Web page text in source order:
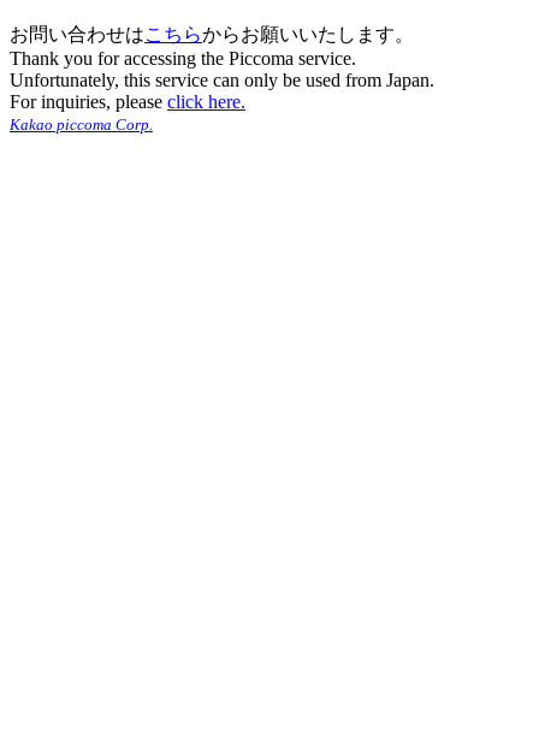
お問い合わせはこちらからお願いいたします。
Thank you for accessing the Piccoma service.
Unfortunately, this service can only be used from Japan.
For inquiries, please click here.
Kakao piccoma Corp.